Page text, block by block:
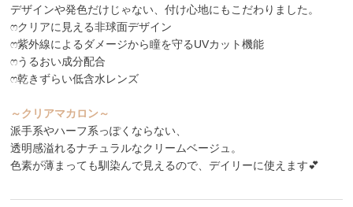
デザインや発色だけじゃない、付け心地にもこだわりました。
ෆクリアに見える非球面デザイン
ෆ紫外線によるダメージから瞳を守るUVカット機能
ෆうるおい成分配合
ෆ乾きずらい低含水レンズ
～クリアマカロン～
派手系やハーフ系っぽくならない、
透明感溢れるナチュラルなクリームベージュ。
色素が薄まっても馴染んで見えるので、デイリーに使えます💕